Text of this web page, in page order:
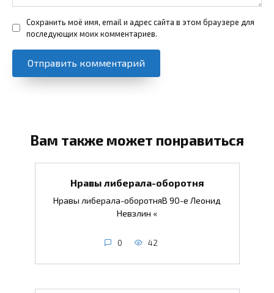
Сохранить моё имя, email и адрес сайта в этом браузере для
последующих моих комментариев.
Вам также может понравиться
Нравы либерала-оборотня
Нравы либерала-оборотняВ 90-е Леонид
Невзлин «
0 42